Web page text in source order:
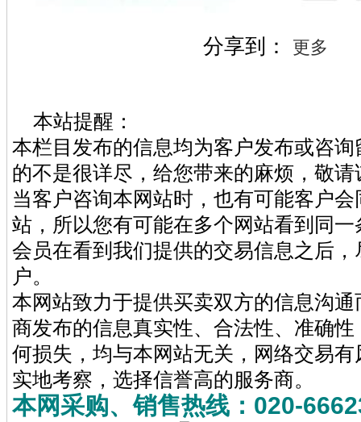
分享到： 更多
本站提醒：
本栏目发布的信息均为客户发布或咨
的不是很详尽，给您带来的麻烦，敬请
当客户咨询本网站时，也有可能客户
站，所以您有可能在多个网站看到同
会员在看到我们提供的交易信息之后
户。
本网站致力于提供买卖双方的信息沟
商发布的信息真实性、合法性、准确
何损失，均与本网站无关，网络交易
实地考察，选择信誉高的服务商。
本网采购、销售热线：020-